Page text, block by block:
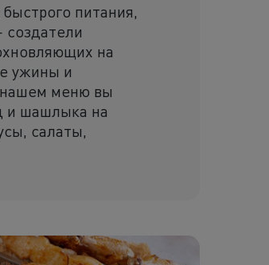
питания,
на
ужины и
нашем меню вы
и шашлыка на
салаты,